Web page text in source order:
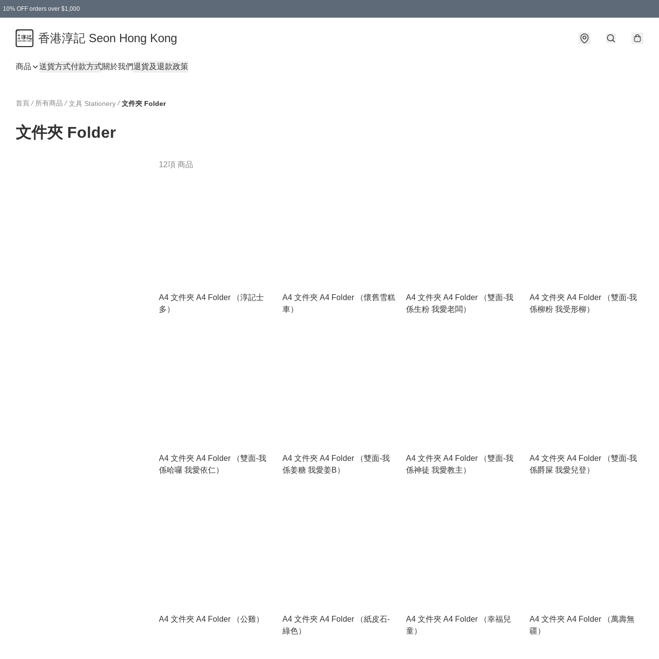
10% OFF orders over $1,000
香港淳記 Seon Hong Kong
商品 送貨方式付款方式關於我們退貨及退款政策
首頁 / 所有商品 / 文具 Stationery / 文件夾 Folder
文件夾 Folder
12項 商品
A4 文件夾 A4 Folder （淳記士
多）
A4 文件夾 A4 Folder （懷舊雪糕
車）
A4 文件夾 A4 Folder （雙面-我
係生粉 我愛老闆）
A4 文件夾 A4 Folder （雙面-我
係柳粉 我受形柳）
A4 文件夾 A4 Folder （雙面-我
係哈囉 我愛依仁）
A4 文件夾 A4 Folder （雙面-我
係姜糖 我愛姜B）
A4 文件夾 A4 Folder （雙面-我
係神徒 我愛教主）
A4 文件夾 A4 Folder （雙面-我
係爵屎 我愛兒登）
A4 文件夾 A4 Folder （公雞）
A4 文件夾 A4 Folder （紙皮石-
綠色）
A4 文件夾 A4 Folder （幸福兒
童）
A4 文件夾 A4 Folder （萬壽無
疆）